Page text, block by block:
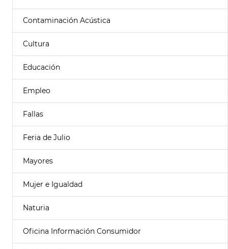
Contaminación Acústica
Cultura
Educación
Empleo
Fallas
Feria de Julio
Mayores
Mujer e Igualdad
Naturia
Oficina Información Consumidor